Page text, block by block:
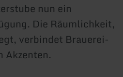
nun ein
Die Räumlichkeit,
verbindet Brauerei-
Akzenten.